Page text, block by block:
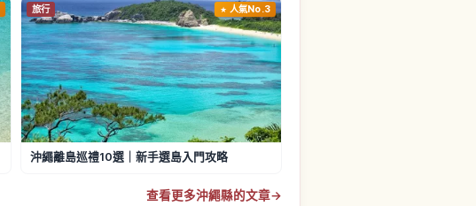
旅行 人氣No.3
沖繩離島巡禮10選｜新手選島入門攻略
查看更多沖繩縣的文章→